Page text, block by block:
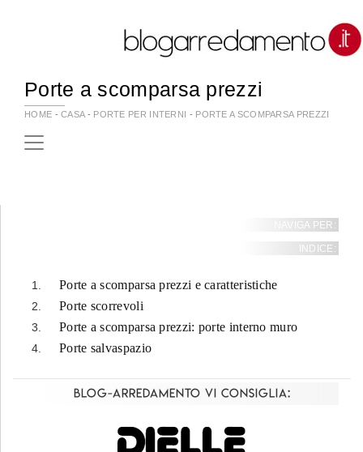
Porte a scomparsa prezzi
HOME -CASA- PORTE PER INTERNI - PORTE A SCOMPARSA PREZZI
NAVIGA PER:
INDICE:
Porte a scomparsa prezzi e caratteristiche
Porte scorrevoli
Porte a scomparsa prezzi: porte interno muro
Porte salvaspazio
Blog-Arredamento vi consiglia: